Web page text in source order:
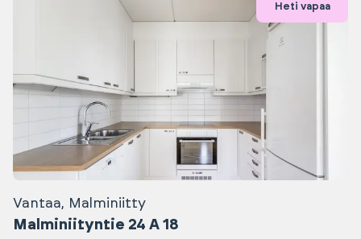
Heti vapaa
Vantaa, Malminiitty
Malminiityntie 24 A 18